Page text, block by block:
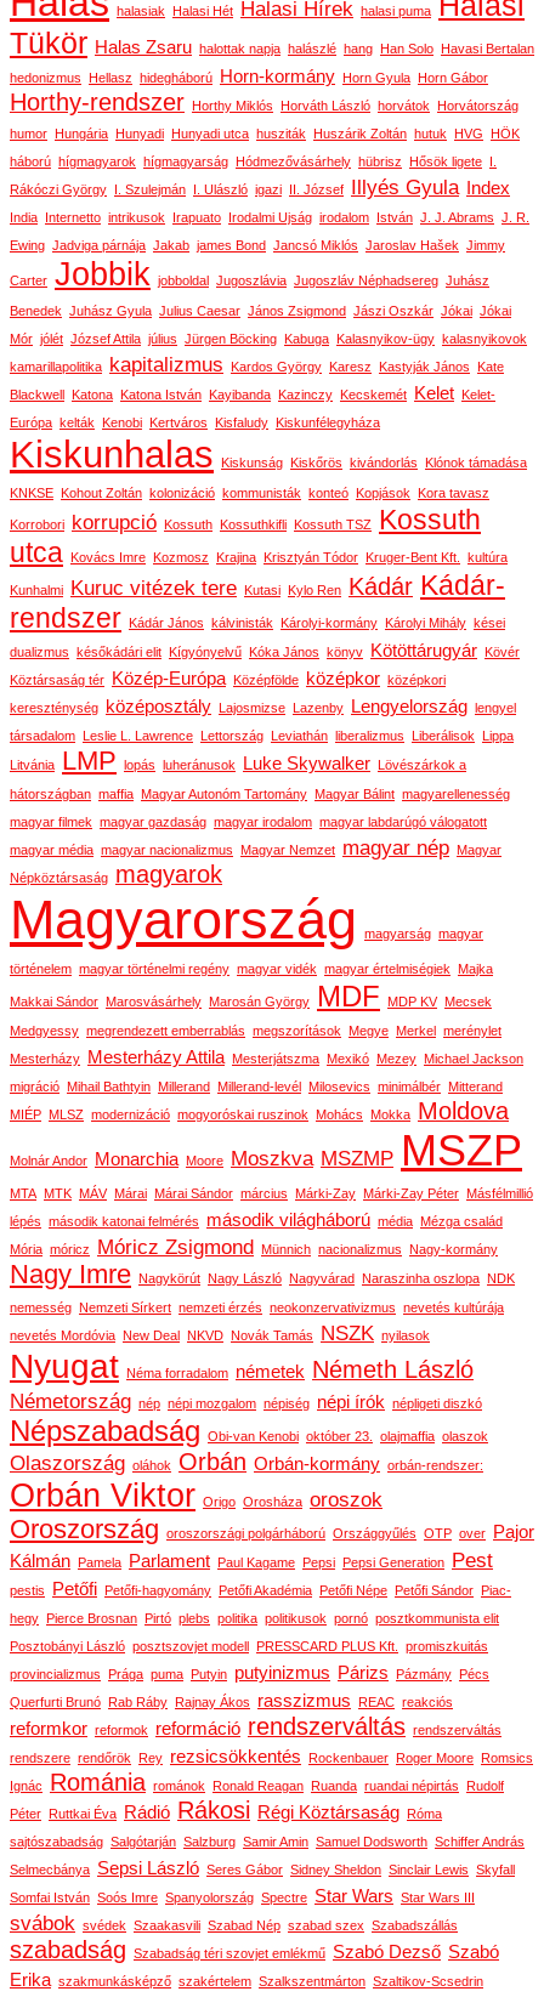
halasiak Halasi Hét Halasi Hírek halasi puma
Tükör Halas Zsaru halottak napja halászlé hang Han Solo Havasi Bertalan
hedonizmus Hellasz hidegháború Horn-kormány Horn Gyula Horn Gábor
Horthy-rendszer Horthy Miklós Horváth László horvátok Horvátország
humor Hungária Hunyadi Hunyadi utca husziták Huszárik Zoltán hutuk HVG HÖK
háború hígmagyarok hígmagyarság Hódmezővásárhely hübrisz Hősök ligete I.
Rákóczi György I. Szulejmán I. Ulászló igazi II. József Illyés Gyula Index
India Internetto intrikusok Irapuato Irodalmi Ujság irodalom István J. J. Abrams J. R.
Ewing Jadviga párnája Jakab james Bond Jancsó Miklós Jaroslav Hašek Jimmy
Carter Jobbik jobboldal Jugoszlávia Jugoszláv Néphadsereg Juhász
Benedek Juhász Gyula Julius Caesar János Zsigmond Jászi Oszkár Jókai Jókai
Mór jólét József Attila július Jürgen Böcking Kabuga Kalasnyikov-ügy kalasnyikovok
kamarillapolitika kapitalizmus Kardos György Karesz Kastyják János Kate
Blackwell Katona Katona István Kayibanda Kazinczy Kecskemét Kelet Kelet-
Európa kelták Kenobi Kertváros Kisfaludy Kiskunfélegyháza
Kiskunhalas Kiskunság Kiskőrös kivándorlás Klónok támadása
KNKSE Kohout Zoltán kolonizáció kommunisták konteó Kopjások Kora tavasz
Korrobori korrupció Kossuth Kossuthkifli Kossuth TSZ Kossuth
utca Kovács Imre Kozmosz Krajina Krisztyán Tódor Kruger-Bent Kft. kultúra
Kunhalmi Kuruc vitézek tere Kutasi Kylo Ren Kádár Kádár-
rendszer Kádár János kálvinisták Károlyi-kormány Károlyi Mihály kései
dualizmus későkádári elit Kígyónyelvű Kóka János könyv Kötöttárugyár Kövér
Köztársaság tér
Közép-Európa Középfölde középkor középkori
kereszténység
középosztály Lajosmizse Lazenby Lengyelország lengyel
társadalom Leslie L. Lawrence Lettország Leviathán liberalizmus Liberálisok Lippa
Litvánia LMP lopás luheránusok Luke Skywalker Lövészárkok a
hátországban maffia Magyar Autonóm Tartomány Magyar Bálint magyarellenesség
magyar filmek magyar gazdaság magyar irodalom magyar labdarúgó válogatott
magyar média magyar nacionalizmus Magyar Nemzet magyar nép Magyar
Népköztársaság magyarok
Magyarország magyarság magyar
történelem magyar történelmi regény magyar vidék magyar értelmiségiek Majka
Makkai Sándor Marosvásárhely Marosán György MDF MDP KV Mecsek
Medgyessy megrendezett emberrablás megszorítások Megye Merkel merénylet
Mesterházy
Mesterházy Attila Mesterjátszma Mexikó Mezey Michael Jackson
migráció Mihail Bathtyin Millerand Millerand-levél Milosevics minimálbér Mitterand
MIÉP MLSZ modernizáció mogyoróskai ruszinok Mohács Mokka Moldova
Molnár Andor Monarchia Moore Moszkva MSZMP MSZP
MTA MTK MÁV Márai Márai Sándor március Márki-Zay Márki-Zay Péter Másfélmillió
lépés második katonai felmérés második világháború média Mézga család
Mória móricz Móricz Zsigmond Münnich nacionalizmus Nagy-kormány
Nagy Imre Nagykörút Nagy László Nagyvárad Naraszinha oszlopa NDK
nemesség Nemzeti Sírkert nemzeti érzés neokonzervativizmus nevetés kultúrája
nevetés Mordóvia New Deal NKVD Novák Tamás NSZK nyilasok
Nyugat Néma forradalom németek Németh László
Németország nép népi mozgalom népiség népi írók népligeti diszkó
Népszabadság Obi-van Kenobi október 23. olajmaffia olaszok
Olaszország oláhok Orbán Orbán-kormány orbán-rendszer:
Orbán Viktor Origo Orosháza oroszok
Oroszország oroszországi polgárháború Országgyűlés OTP over
Pajor
Kálmán Pamela Parlament Paul Kagame Pepsi Pepsi Generation Pest
pestis Petőfi Petőfi-hagyomány Petőfi Akadémia Petőfi Népe Petőfi Sándor Piac-
hegy Pierce Brosnan Pirtó plebs politika politikusok pornó posztkommunista elit
Posztobányi László posztszovjet modell PRESSCARD PLUS Kft.
promiszkuitás
provincializmus Prága puma Putyin putyinizmus Párizs Pázmány Pécs
Querfurti Brunó Rab Ráby Rajnay Ákos rasszizmus REAC reakciós
reformkor reformok reformáció rendszerváltás rendszerváltás
rendszere rendőrök Rey rezsicsökkentés Rockenbauer Roger Moore Romsics
Ignác
Románia románok Ronald Reagan Ruanda ruandai népirtás Rudolf
Péter Ruttkai Éva Rádió Rákosi Régi Köztársaság Róma
sajtószabadság Salgótarján Salzburg Samir Amin Samuel Dodsworth Schiffer András
Selmecbánya Sepsi László Seres Gábor Sidney Sheldon Sinclair Lewis Skyfall
Somfai István Soós Imre Spanyolország Spectre Star Wars Star Wars III
svábok svédek Szaakasvili Szabad Nép szabad szex Szabadszállás
szabadság Szabadság téri szovjet emlékmű Szabó Dezső Szabó
Erika szakmunkásképző szakértelem Szalkszentmárton Szaltikov-Scsedrin